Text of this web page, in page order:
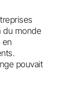
du monde
en
pouvait